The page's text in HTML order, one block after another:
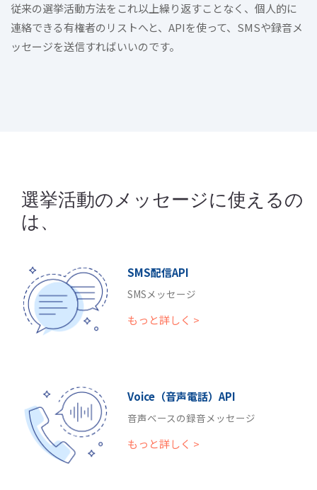
従来の選挙活動方法をこれ以上繰り返すことなく、個人的に
連絡できる有権者のリストへと、APIを使って、SMSや録音メ
ッセージを送信すればいいのです。
選挙活動のメッセージに使えるの
は、
SMS配信API
SMSメッセージ
もっと詳しく >
Voice（音声電話）API
音声ベースの録音メッセージ
もっと詳しく >